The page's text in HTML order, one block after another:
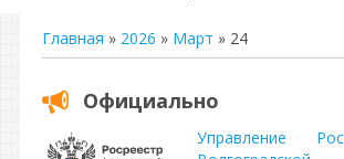
Главная » 2026 » Март » 24
Официально
Управление